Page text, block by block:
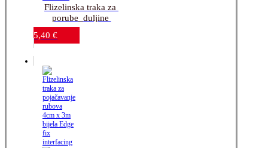
Flizelinska traka za
porube_duljine
5m_širine 20mm
5,40 €